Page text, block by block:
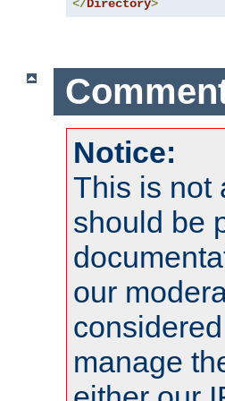
</Directory>
Notice:
This is not
should be
our
manage